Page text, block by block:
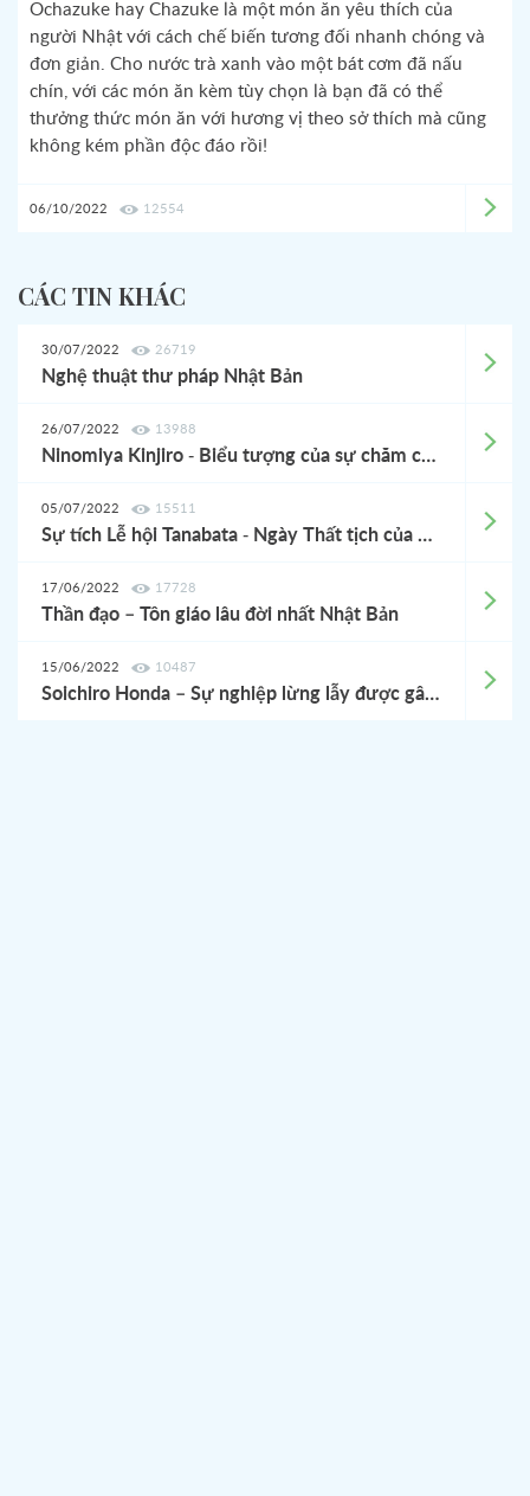
Ochazuke hay Chazuke là một món ăn yêu thích của
người Nhật với cách chế biến tương đối nhanh chóng và
đơn giản. Cho nước trà xanh vào một bát cơm đã nấu
chín, với các món ăn kèm tùy chọn là bạn đã có thể
thưởng thức món ăn với hương vị theo sở thích mà cũng
không kém phần độc đáo rồi!
06/10/2022 12554
CÁC TIN KHÁC
30/07/2022 26719
Nghệ thuật thư pháp Nhật Bản
26/07/2022 13988
Ninomiya Kinjiro - Biểu tượng của sự chăm chỉ, tấm gương vượt khó của người Nhật
05/07/2022 15511
Sự tích Lễ hội Tanabata - Ngày Thất tịch của Nhật Bản
17/06/2022 17728
Thần đạo – Tôn giáo lâu đời nhất Nhật Bản
15/06/2022 10487
Soichiro Honda – Sự nghiệp lừng lẫy được gây dựng từ thất bại